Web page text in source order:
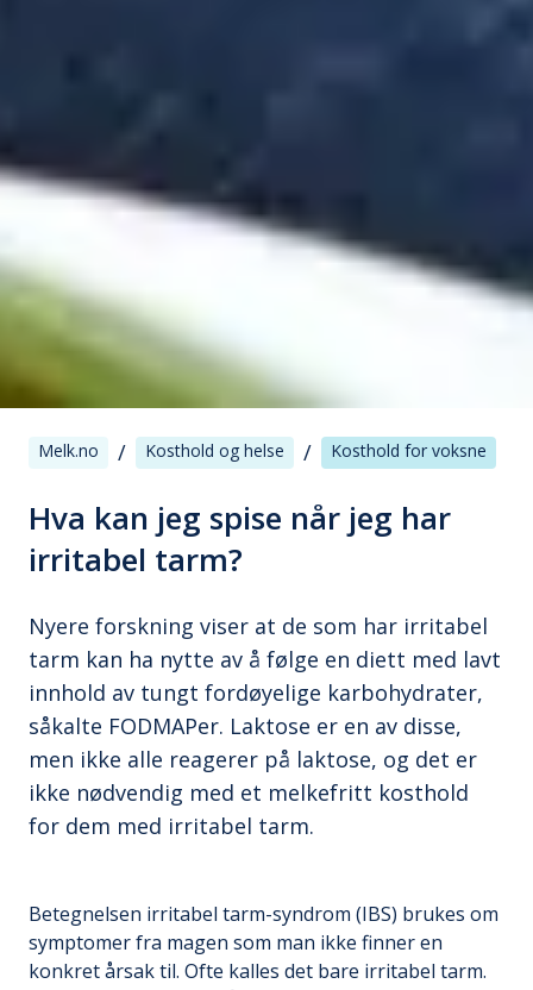
Melk.no / Kosthold og helse / Kosthold for voksne
Hva kan jeg spise når jeg har
irritabel tarm?
Nyere forskning viser at de som har irritabel
tarm kan ha nytte av å følge en diett med lavt
innhold av tungt fordøyelige karbohydrater,
såkalte FODMAPer. Laktose er en av disse,
men ikke alle reagerer på laktose, og det er
ikke nødvendig med et melkefritt kosthold
for dem med irritabel tarm.
Betegnelsen irritabel tarm-syndrom (IBS) brukes om
symptomer fra magen som man ikke finner en
konkret årsak til. Ofte kalles det bare irritabel tarm.